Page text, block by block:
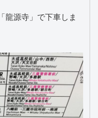
龍源寺」で下車しま